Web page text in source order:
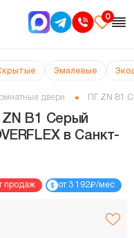
0
Эмалевые
двери ПГ ZN В1
В1 Серый
в Cанкт-
продаж от 3 192₽/мес